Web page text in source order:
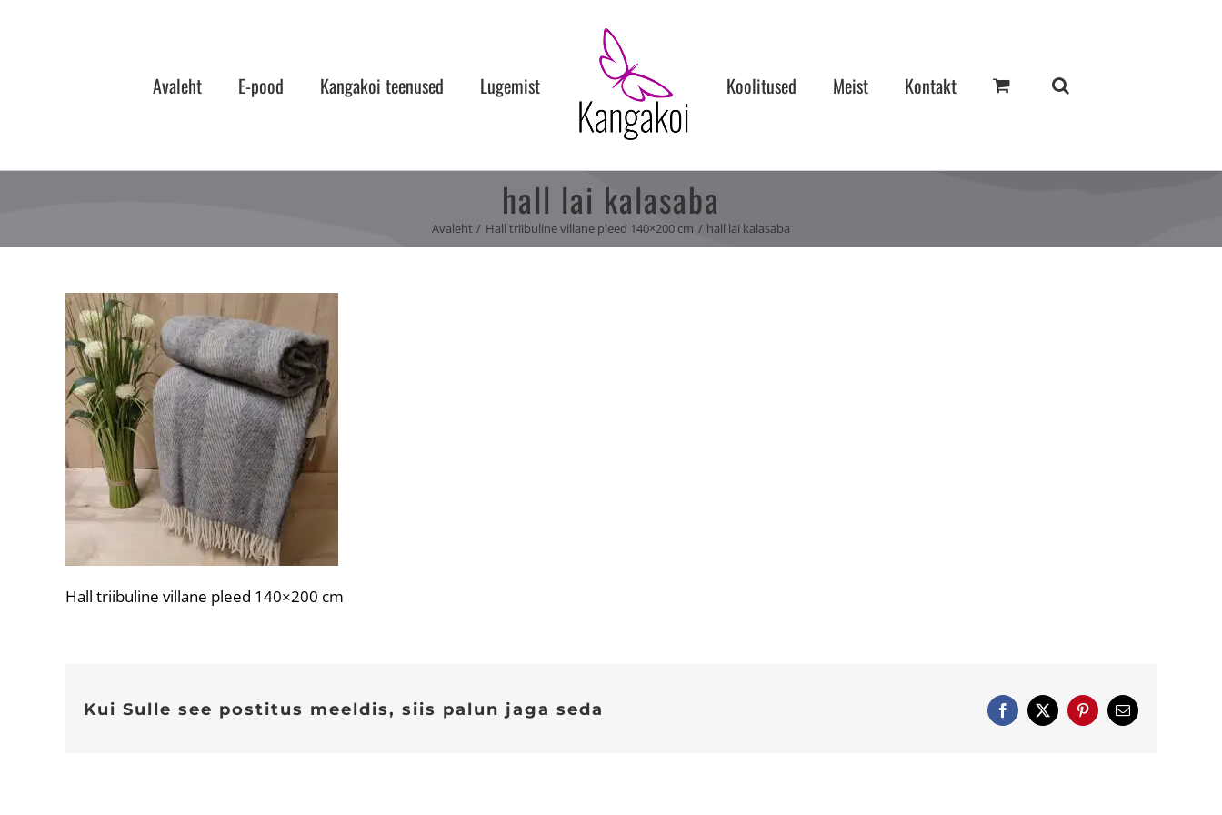
Avaleht E-pood Kangakoi teenused Lugemist Koolitused Meist Kontakt
hall lai kalasaba
Avaleht Hall triibuline villane pleed 140×200 cm hall lai kalasaba
Hall triibuline villane pleed 140×200 cm
Kui Sulle see postitus meeldis, siis palun jaga seda Facebook
X PinterestE-
post